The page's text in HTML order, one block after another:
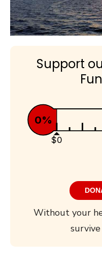
Support
$0
0%
Without your